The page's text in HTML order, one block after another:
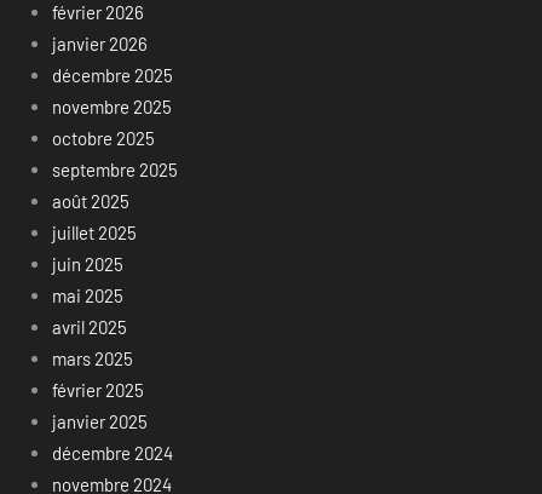
février 2026
janvier 2026
décembre 2025
novembre 2025
octobre 2025
septembre 2025
août 2025
juillet 2025
juin 2025
mai 2025
avril 2025
mars 2025
février 2025
janvier 2025
décembre 2024
novembre 2024